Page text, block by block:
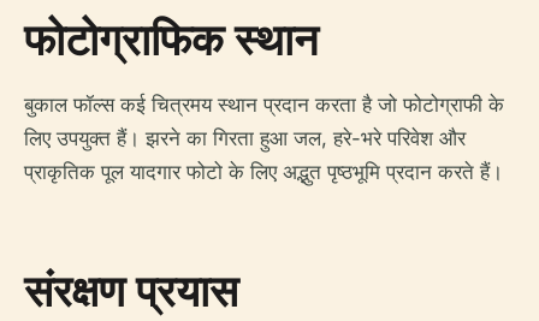
फोटोग्राफिक स्थान
बुकाल फॉल्स कई चित्रमय स्थान प्रदान करता है जो फोटोग्राफी के
लिए उपयुक्त हैं। झरने का गिरता हुआ जल, हरे-भरे परिवेश और
प्राकृतिक पूल यादगार फोटो के लिए अद्भुत पृष्ठभूमि प्रदान करते हैं।
संरक्षण प्रयास